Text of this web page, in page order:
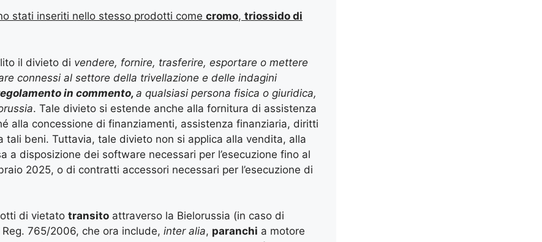
stati inseriti nello stesso prodotti come cromo, triossido di
il divieto di vendere, fornire, trasferire, esportare o mettere
connessi al settore della trivellazione e delle indagini
in commento, a qualsiasi persona fisica o giuridica,
. Tale divieto si estende anche alla fornitura di assistenza
alla concessione di finanziamenti, assistenza finanziaria, diritti
beni. Tuttavia, tale divieto non si applica alla vendita, alla
a disposizione dei software necessari per l’esecuzione fino al
2025, o di contratti accessori necessari per l’esecuzione di
di vietato transito attraverso la Bielorussia (in caso di
Reg. 765/2006, che ora include, inter alia, paranchi a motore